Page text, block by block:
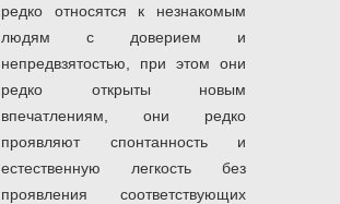
редко относятся к незнакомым
людям с доверием и
непредвзятостью, при этом они
редко открыты новым
впечатлениям, они редко
проявляют спонтанность и
естественную легкость без
проявления соответствующих